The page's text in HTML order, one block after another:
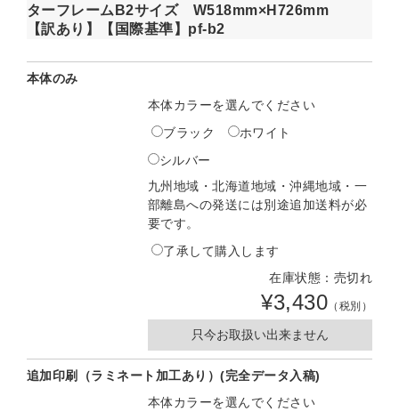
ターフレームB2サイズ W518mm×H726mm
【訳あり】【国際基準】pf-b2
本体のみ
本体カラーを選んでください
ブラック
ホワイト
シルバー
九州地域・北海道地域・沖縄地域・一
部離島への発送には別途追加送料が必
要です。
了承して購入します
在庫状態：売切れ
¥3,430 （税別）
只今お取扱い出来ません
追加印刷（ラミネート加工あり）(完全データ入稿)
本体カラーを選んでください